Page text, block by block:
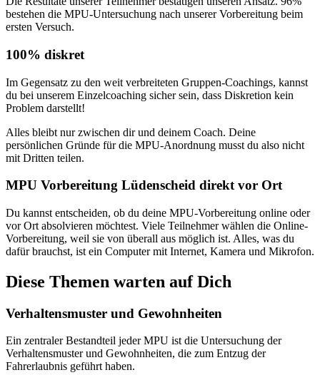
bestehen die MPU-Untersuchung nach unserer Vorbereitung beim
ersten Versuch.
100% diskret
Im Gegensatz zu den weit verbreiteten Gruppen-Coachings, kannst
du bei unserem Einzelcoaching sicher sein, dass Diskretion kein
Problem darstellt!
Alles bleibt nur zwischen dir und deinem Coach. Deine
persönlichen Gründe für die MPU-Anordnung musst du also nicht
mit Dritten teilen.
MPU Vorbereitung Lüdenscheid direkt vor Ort
Du kannst entscheiden, ob du deine MPU-Vorbereitung online oder
vor Ort absolvieren möchtest. Viele Teilnehmer wählen die Online-
Vorbereitung, weil sie von überall aus möglich ist. Alles, was du
dafür brauchst, ist ein Computer mit Internet, Kamera und Mikrofon.
Diese Themen warten auf Dich
Verhaltensmuster und Gewohnheiten
Ein zentraler Bestandteil jeder MPU ist die Untersuchung der
Verhaltensmuster und Gewohnheiten, die zum Entzug der
Fahrerlaubnis geführt haben.